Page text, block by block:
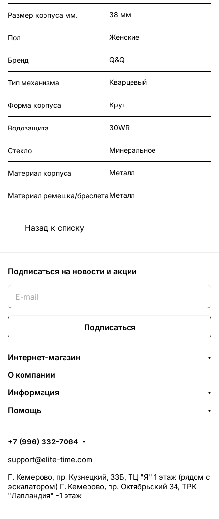
Размер корпуса мм. 38 мм
Пол Женские
Бренд Q&Q
Тип механизма Кварцевый
Форма корпуса Круг
Водозащита 30WR
Стекло Минеральное
Материал корпуса Металл
Материал ремешка/браслета Металл
Назад к списку
Подписаться на новости и акции
Подписаться
Интернет-магазин
О компании
Информация
Помощь
+7 (996) 332-7064
support@elite-time.com
Г. Кемерово, пр. Кузнецкий, 33Б, ТЦ "Я" 1 этаж (рядом с
эскалатором) Г. Кемерово, пр. Октябрьский 34, ТРК
"Лапландия" -1 этаж